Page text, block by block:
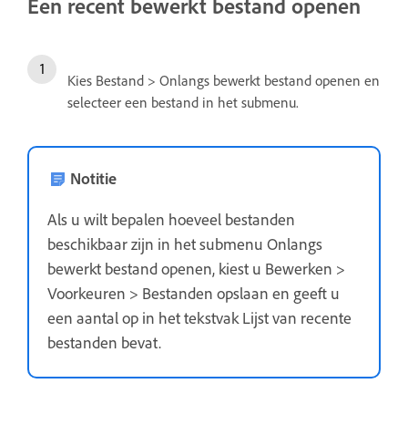
Kies Bestand > Onlangs bewerkt bestand openen en
selecteer een bestand in het submenu.
Notitie
Als u wilt bepalen hoeveel bestanden
beschikbaar zijn in het submenu Onlangs
bewerkt bestand openen, kiest u Bewerken >
Voorkeuren > Bestanden opslaan en geeft u
een aantal op in het tekstvak Lijst van recente
bestanden bevat.